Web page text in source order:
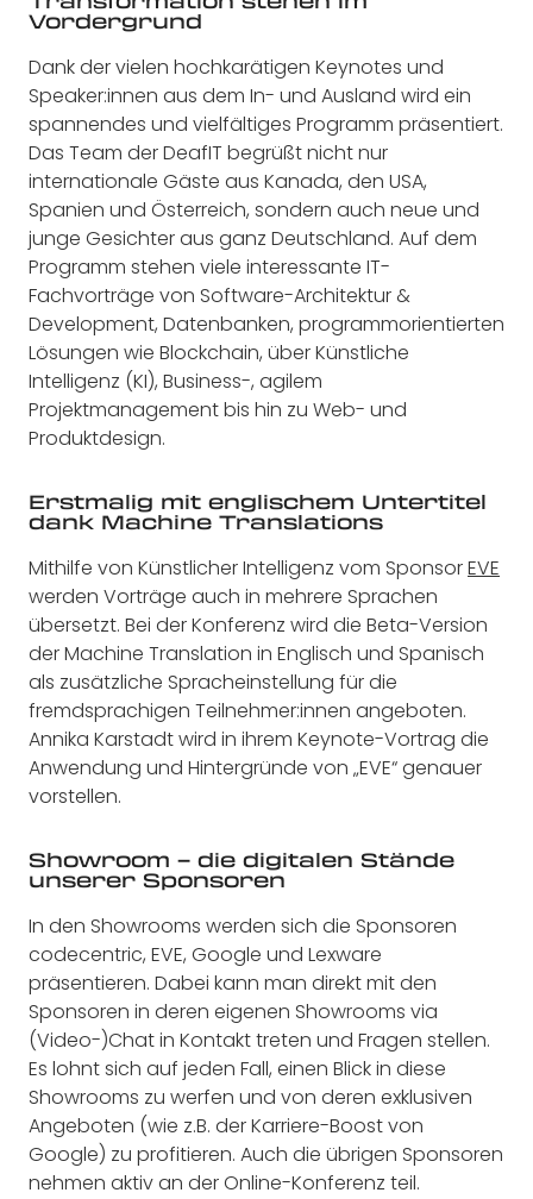
Vordergrund
Dank der vielen hochkarätigen Keynotes und
Speaker:innen aus dem In- und Ausland wird ein
spannendes und vielfältiges Programm präsentiert.
Das Team der DeafIT begrüßt nicht nur
internationale Gäste aus Kanada, den USA,
Spanien und Österreich, sondern auch neue und
junge Gesichter aus ganz Deutschland. Auf dem
Programm stehen viele interessante IT-
Fachvorträge von Software-Architektur &
Development, Datenbanken, programmorientierten
Lösungen wie Blockchain, über Künstliche
Intelligenz (KI), Business-, agilem
Projektmanagement bis hin zu Web- und
Produktdesign.
Erstmalig mit englischem Untertitel
dank Machine Translations
Mithilfe von Künstlicher Intelligenz vom SponsorEVE
werden Vorträge auch in mehrere Sprachen
übersetzt. Bei der Konferenz wird die Beta-Version
der Machine Translation in Englisch und Spanisch
als zusätzliche Spracheinstellung für die
fremdsprachigen Teilnehmer:innen angeboten.
Annika Karstadt wird in ihrem Keynote-Vortrag die
Anwendung und Hintergründe von „EVE“ genauer
vorstellen.
Showroom – die digitalen Stände
unserer Sponsoren
In den Showrooms werden sich die Sponsoren
codecentric, EVE, Google und Lexware
präsentieren. Dabei kann man direkt mit den
Sponsoren in deren eigenen Showrooms via
(Video-)Chat in Kontakt treten und Fragen stellen.
Es lohnt sich auf jeden Fall, einen Blick in diese
Showrooms zu werfen und von deren exklusiven
Angeboten (wie z.B. der Karriere-Boost von
Google) zu profitieren. Auch die übrigen Sponsoren
nehmen aktiv an der Online-Konferenz teil.